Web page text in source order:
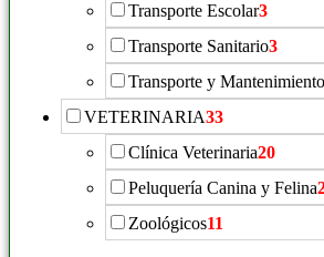
Transporte Escolar3
Transporte Sanitario3
Transporte y
VETERINARIA33
Clínica Veterinaria20
Peluquería Canina y Felina
Zoológicos11